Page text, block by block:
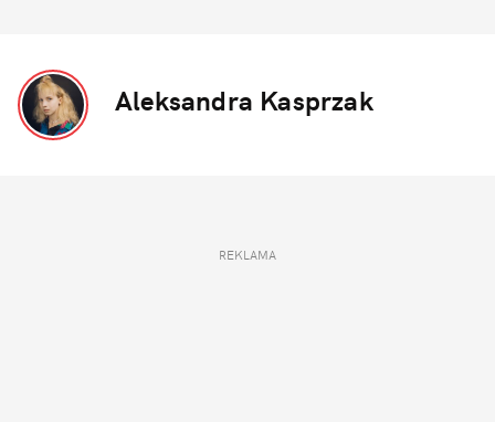
Aleksandra Kasprzak
REKLAMA